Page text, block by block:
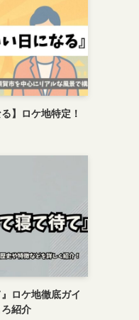
】ロケ地特定！
ロケ地徹底ガイ
紹介